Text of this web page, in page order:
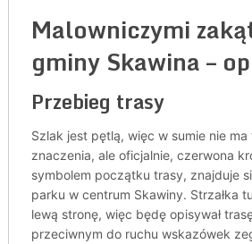
Malowniczymi
gminy Skawina –
Przebieg trasy
Szlak jest pętlą, więc w sumie nie
znaczenia, ale oficjalnie, czerwona
symbolem początku trasy, znajduje
parku w centrum Skawiny. Strzałka
lewą stronę, więc będę opisywał
przeciwnym do ruchu wskazówek